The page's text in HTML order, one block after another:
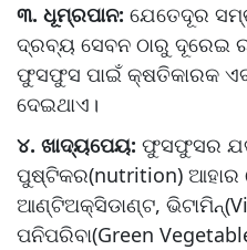
୩. ଧୂମ୍ରପାନ: ଯେତେଦୂର
ଦ୍ରବ୍ୟ ସେବନ ଠାରୁ ଦୂରେଇ
ଫୁସଫୁସ ପାଇଁ କ୍ଷତିକାରକ
ଦେଇଥାଏ।
୪. ଖାଦ୍ୟପେୟ: ଫୁସଫୁସର
ପୁଷ୍ଟିକର(nutrition) ଆହାର
ଆଣ୍ଟିଅକ୍ସିଡାଣ୍ଟ,
ପନିପରିବା(Green